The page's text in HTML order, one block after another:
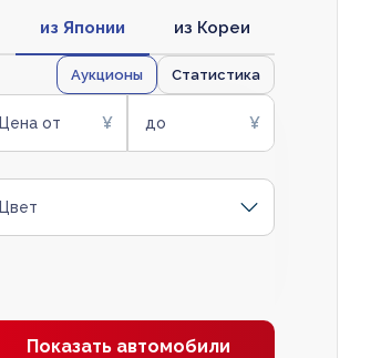
из Японии из Кореи
Аукционы Статистика
Цена от до
Цвет
Показать автомобили